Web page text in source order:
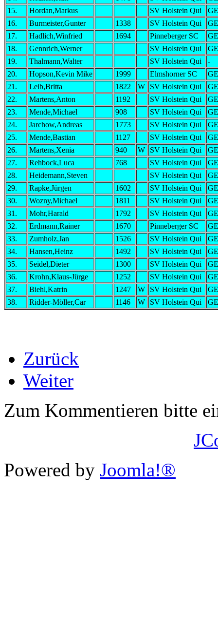
15.
Hordan,Markus SV Holstein Qui
16.
Burmeister,Gunter 1338 SV Holstein Qui
17.
Hadlich,Winfried 1694 Pinneberger SC
18.
Gennrich,Werner SV Holstein Qui
19.
Thalmann,Walter SV Holstein Qui
-
20.
Hopson,Kevin Mike 1999 Elmshorner SC
21.
Leib,Britta 1822 W SV Holstein Qui
22.
Martens,Anton 1192 SV Holstein Qui
23.
Mende,Michael 908 SV Holstein Qui
24.
Jarchow,Andreas 1773 SV Holstein Qui
25.
Mende,Bastian 1127 SV Holstein Qui
26.
Martens,Xenia 940 W SV Holstein Qui
27.
Rehbock,Luca 768 SV Holstein Qui
28.
Heidemann,Steven SV Holstein Qui
29.
Rapke,Jürgen 1602 SV Holstein Qui
30.
Wozny,Michael 1811 SV Holstein Qui
31.
Mohr,Harald 1792 SV Holstein Qui
32.
Erdmann,Rainer 1670 Pinneberger SC
33.
Zumholz,Jan 1526 SV Holstein Qui
34.
Hansen,Heinz 1492 SV Holstein Qui
35.
Seidel,Dieter 1300 SV Holstein Qui
36.
Krohn,Klaus-Jürge 1252 SV Holstein Qui
37.
Biehl,Katrin 1247 W SV Holstein Qui
38.
Ridder-Möller,Car 1146 W SV Holstein Qui
Zurück
Weiter
Zum Kommentieren bitte
Powered by Joomla!®